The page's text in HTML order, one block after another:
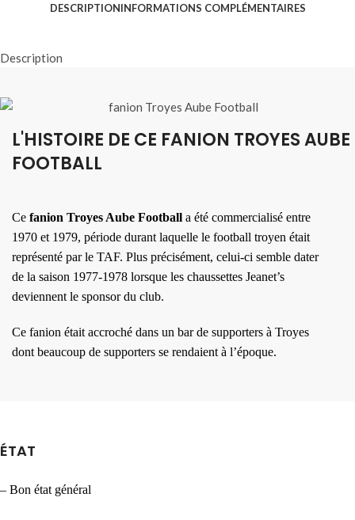
DESCRIPTIONINFORMATIONS COMPLÉMENTAIRES
Description
L'HISTOIRE DE CE FANION TROYES AUBE
FOOTBALL
Ce fanion Troyes Aube Football a été commercialisé entre
1970 et 1979, période durant laquelle le football troyen était
représenté par le TAF. Plus précisément, celui-ci semble dater
de la saison 1977-1978 lorsque les chaussettes Jeanet’s
deviennent le sponsor du club.
Ce fanion était accroché dans un bar de supporters à Troyes
dont beaucoup de supporters se rendaient à l’époque.
ÉTAT
– Bon état général